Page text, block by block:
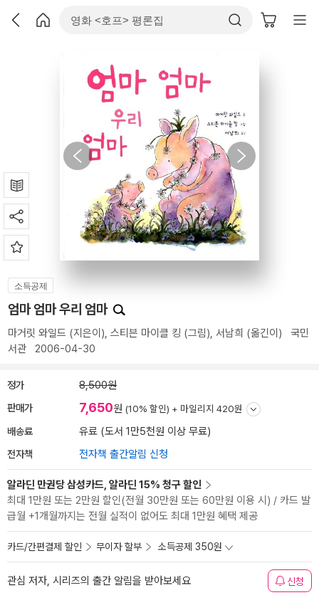
소득공제
엄마 엄마 우리 엄마
마거릿 와일드 (지은이), 스티븐 마이클 킹 (그림), 서남희 (옮긴이) 국민
서관 2006-04-30
정가 8,500원
판매가 7,650원 (10% 할인) + 마일리지 420원
배송료 유료 (도서 1만5천원 이상 무료)
전자책 전자책 출간알림 신청
알라딘 만권당 삼성카드, 알라딘 15% 청구 할인
최대 1만원 또는 2만원 할인(전월 30만원 또는 60만원 이용 시) / 카드 발
급월 +1개월까지는 전월 실적이 없어도 최대 1만원 혜택 제공
카드/간편결제 할인 무이자 할부 소득공제 350원
관심 저자, 시리즈의 출간 알림을 받아보세요 신청